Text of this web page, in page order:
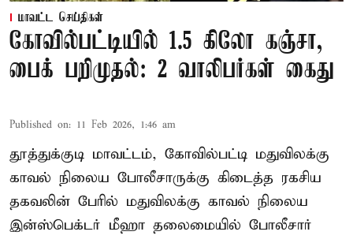
மாவட்ட செய்திகள்
கோவில்பட்டியில் 1.5 கிலோ கஞ்சா,
பைக் பறிமுதல்: 2 வாலிபர்கள் கைது
Published on: 11 Feb 2026, 1:46 am
தூத்துக்குடி மாவட்டம், கோவில்பட்டி மதுவிலக்கு
காவல் நிலைய போலீசாருக்கு கிடைத்த ரகசிய
தகவலின் பேரில் மதுவிலக்கு காவல் நிலைய
இன்ஸ்பெக்டர் மீஹா தலைமையில் போலீசார்